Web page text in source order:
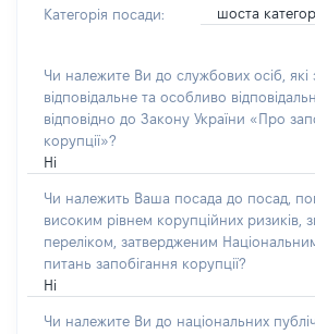
Категорія посади: шоста
Чи належите Ви до службових осіб, які
відповідальне та особливо
відповідно до Закону України «Про
корупції»?
Ні
Чи належить Ваша посада до посад,
високим рівнем корупційних ризиків,
переліком, затвердженим
питань запобігання корупції?
Ні
Чи належите Ви до національних